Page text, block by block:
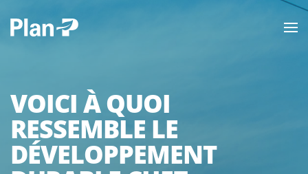
VOICI À QUOI
RESSEMBLE LE
DÉVELOPPEMENT